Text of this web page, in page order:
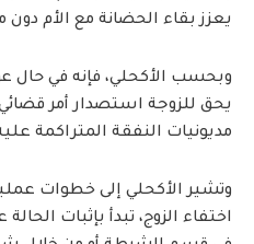
يعزز بقاء الحضانة مع الأم دون
وبحسب الأكحلي، فإنه في حال
يحق للزوجة استصدار أمر
مديونيات النفقة المتراكمة
وتشير الأكحلي إلى خطوات
اختفاء الزوج، تبدأ بإثبات